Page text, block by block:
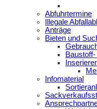
Abfuhrtermine
Illegale
Anträge
Bieten und
Infomaterial